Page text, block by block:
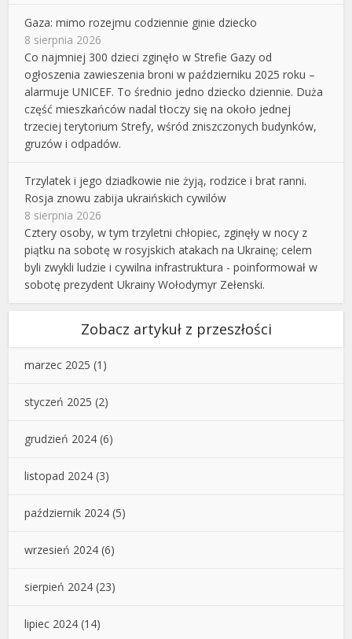
Gaza: mimo rozejmu codziennie ginie dziecko
8 sierpnia 2026
Co najmniej 300 dzieci zginęło w Strefie Gazy od
ogłoszenia zawieszenia broni w październiku 2025 roku –
alarmuje UNICEF. To średnio jedno dziecko dziennie. Duża
część mieszkańców nadal tłoczy się na około jednej
trzeciej terytorium Strefy, wśród zniszczonych budynków,
gruzów i odpadów.
Trzylatek i jego dziadkowie nie żyją, rodzice i brat ranni.
Rosja znowu zabija ukraińskich cywilów
8 sierpnia 2026
Cztery osoby, w tym trzyletni chłopiec, zginęły w nocy z
piątku na sobotę w rosyjskich atakach na Ukrainę; celem
byli zwykli ludzie i cywilna infrastruktura - poinformował w
sobotę prezydent Ukrainy Wołodymyr Zełenski.
Zobacz artykuł z przeszłości
marzec 2025 (1)
styczeń 2025 (2)
grudzień 2024 (6)
listopad 2024 (3)
październik 2024 (5)
wrzesień 2024 (6)
sierpień 2024 (23)
lipiec 2024 (14)